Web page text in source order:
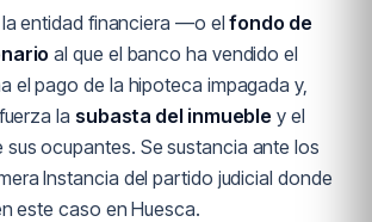
la entidad financiera —o elfondo de
al que el banco ha vendido el
el pago de la hipoteca impagada y,
la subasta del inmueble y el
sus ocupantes. Se sustancia ante los
Instancia del partido judicial donde
este caso en Huesca.